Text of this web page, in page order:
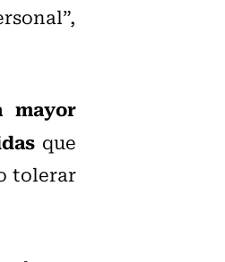
mayor
que
tolerar